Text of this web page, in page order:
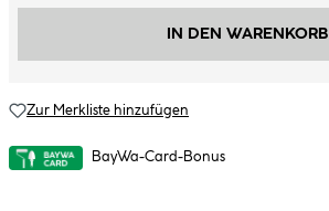
IN DEN WARENKORB
Zur Merkliste hinzufügen
BayWa-Card-Bonus